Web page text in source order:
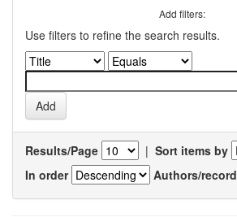
Add filters:
Use filters to refine the search results.
Results/Page | Sort items by
In order
Authors/record